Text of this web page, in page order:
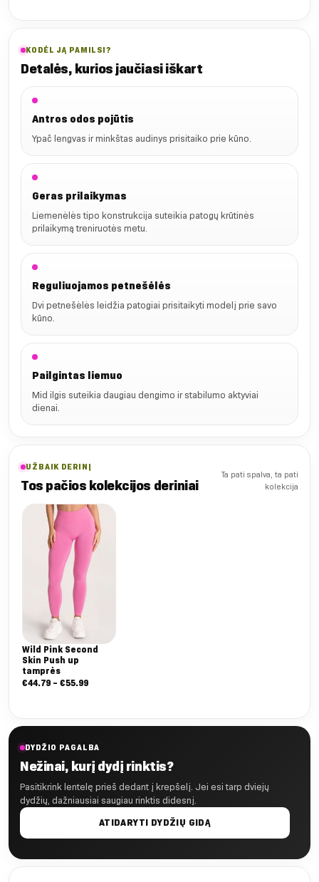
KODĖL JĄ PAMILSI?
Detalės, kurios jaučiasi iškart
Antros odos pojūtis
Ypač lengvas ir minkštas audinys prisitaiko prie kūno.
Geras prilaikymas
Liemenėlės tipo konstrukcija suteikia patogų krūtinės
prilaikymą treniruotės metu.
Reguliuojamos petnešėlės
Dvi petnešėlės leidžia patogiai prisitaikyti modelį prie savo
kūno.
Pailgintas liemuo
Mid ilgis suteikia daugiau dengimo ir stabilumo aktyviai
dienai.
UŽBAIK DERINĮ
Tos pačios kolekcijos deriniai
Ta pati spalva, ta pati
kolekcija
Wild Pink Second
Skin Push up
tamprės
€44.79 – €55.99Nuo:
DYDŽIO PAGALBA
Nežinai, kurį dydį rinktis?
Pasitikrink lentelę prieš dedant į krepšelį. Jei esi tarp dviejų
dydžių, dažniausiai saugiau rinktis didesnį.
ATIDARYTI DYDŽIŲ GIDĄ